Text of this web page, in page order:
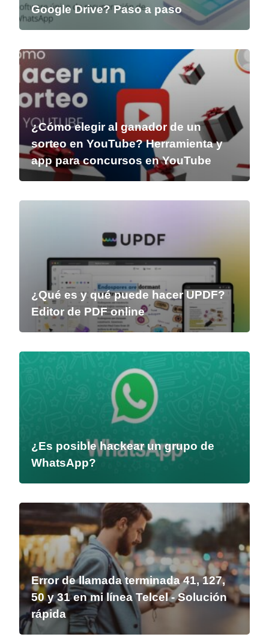
Google Drive? Paso a paso
¿Cómo elegir al ganador de un
sorteo en YouTube? Herramienta y
app para concursos en YouTube
¿Qué es y qué puede hacer UPDF?
Editor de PDF online
¿Es posible hackear un grupo de
WhatsApp?
Error de llamada terminada 41, 127,
50 y 31 en mi línea Telcel - Solución
rápida